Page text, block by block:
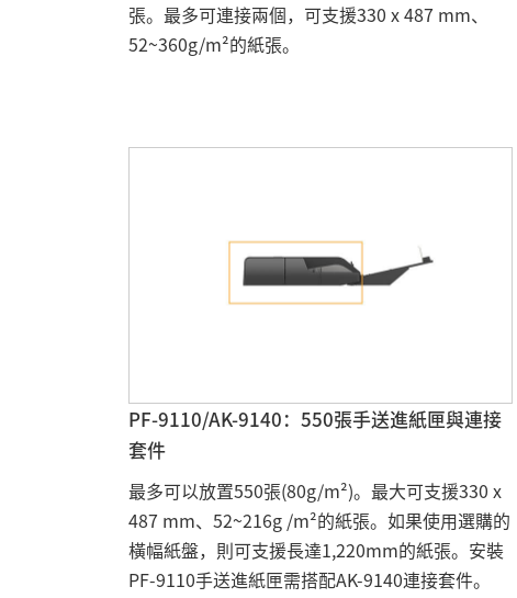
張。最多可連接兩個，可支援330 x 487 mm、
52~360g/m²的紙張。
PF-9110/AK-9140：550張手送進紙匣與連接
套件
最多可以放置550張(80g/m²)。最大可支援330 x
487 mm、52~216g /m²的紙張。如果使用選購的
橫幅紙盤，則可支援長達1,220mm的紙張。安裝
PF-9110手送進紙匣需搭配AK-9140連接套件。